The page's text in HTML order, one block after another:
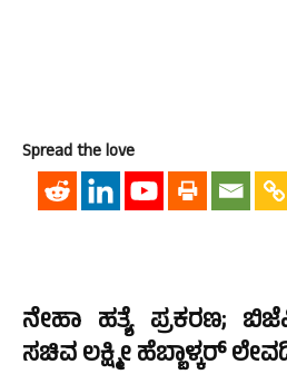
Spread the love
ನೇಹಾ ಹತ್ಯೆ ಪ್ರಕರಣ;
ಸಚಿವ ಲಕ್ಷ್ಮೀ ಹೆಬ್ಬಾಳ್ಕರ್